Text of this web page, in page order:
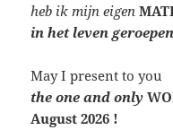
heb ik mijn eigen
in het leven
May I present to you
the one and only
August 2026 !